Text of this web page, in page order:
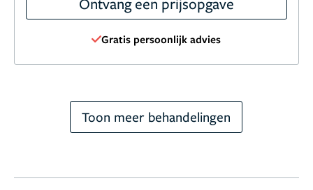
Gratis persoonlijk advies
Toon meer behandelingen